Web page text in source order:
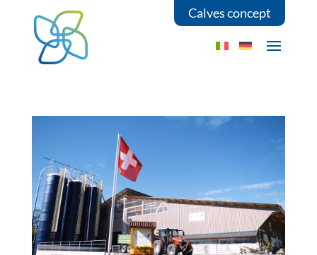
Calves concept